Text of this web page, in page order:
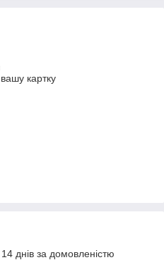
картку
днів за домовленістю